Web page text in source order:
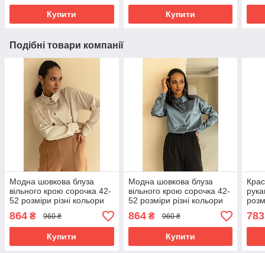
Купити Купити
Подібні товари компанії
Модна шовкова блуза
вільного крою сорочка 42-
52 розміри різні кольори
864 ₴ 960 ₴
Купити
Модна шовкова блуза
вільного крою сорочка 42-
52 розміри різні кольори
864₴ 960 ₴
Купити
783